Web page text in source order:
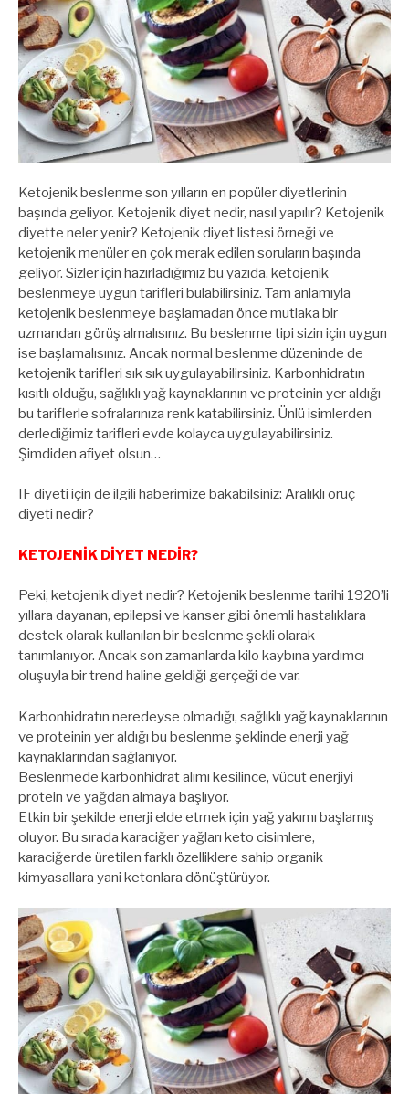
Ketojenik beslenme son yılların en popüler diyetlerinin
başında geliyor. Ketojenik diyet nedir, nasıl yapılır? Ketojenik
diyette neler yenir? Ketojenik diyet listesi örneği ve
ketojenik menüler en çok merak edilen soruların başında
geliyor. Sizler için hazırladığımız bu yazıda, ketojenik
beslenmeye uygun tarifleri bulabilirsiniz. Tam anlamıyla
ketojenik beslenmeye başlamadan önce mutlaka bir
uzmandan görüş almalısınız. Bu beslenme tipi sizin için uygun
ise başlamalısınız. Ancak normal beslenme düzeninde de
ketojenik tarifleri sık sık uygulayabilirsiniz. Karbonhidratın
kısıtlı olduğu, sağlıklı yağ kaynaklarının ve proteinin yer aldığı
bu tariflerle sofralarınıza renk katabilirsiniz. Ünlü isimlerden
derlediğimiz tarifleri evde kolayca uygulayabilirsiniz.
Şimdiden afiyet olsun…
IF diyeti için de ilgili haberimize bakabilsiniz: Aralıklı oruç
diyeti nedir?
KETOJENİK DİYET NEDİR?
Peki, ketojenik diyet nedir? Ketojenik beslenme tarihi 1920’li
yıllara dayanan, epilepsi ve kanser gibi önemli hastalıklara
destek olarak kullanılan bir beslenme şekli olarak
tanımlanıyor. Ancak son zamanlarda kilo kaybına yardımcı
oluşuyla bir trend haline geldiği gerçeği de var.
Karbonhidratın neredeyse olmadığı, sağlıklı yağ kaynaklarının
ve proteinin yer aldığı bu beslenme şeklinde enerji yağ
kaynaklarından sağlanıyor.
Beslenmede karbonhidrat alımı kesilince, vücut enerjiyi
protein ve yağdan almaya başlıyor.
Etkin bir şekilde enerji elde etmek için yağ yakımı başlamış
oluyor. Bu sırada karaciğer yağları keto cisimlere,
karaciğerde üretilen farklı özelliklere sahip organik
kimyasallara yani ketonlara dönüştürüyor.